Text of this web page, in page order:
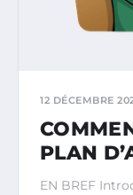
12 DÉCEMBRE
PLAN
EN BREF